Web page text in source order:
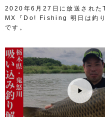
OWNERMOVIE http://
オーナーばりwebsite
http://www.owner.co.jp
2020年6月27日に放送された
MX『Do! Fishing 明日は釣り
です。
頃から釣りに親しんできた渡
南房総の陸っぱりから手軽に
五目釣りを紹介します。
■使用製品
リングキックテイル
リングツインテイル2”
瞬貫BC
アジネクトン